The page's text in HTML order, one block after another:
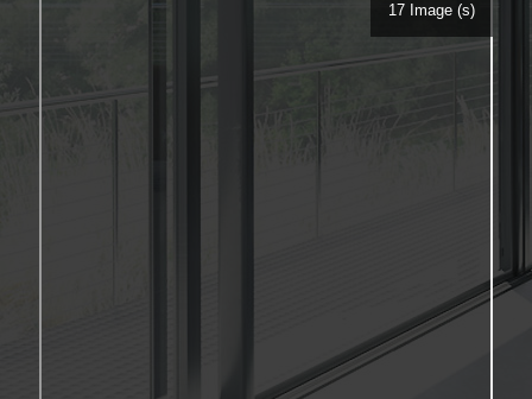
17 Image (s)